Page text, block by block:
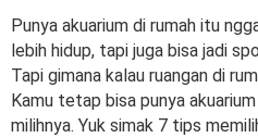
Punya akuarium di rumah itu
lebih hidup, tapi juga bisa jadi
Tapi gimana kalau ruangan di
Kamu tetap bisa punya
milihnya. Yuk simak 7 tips